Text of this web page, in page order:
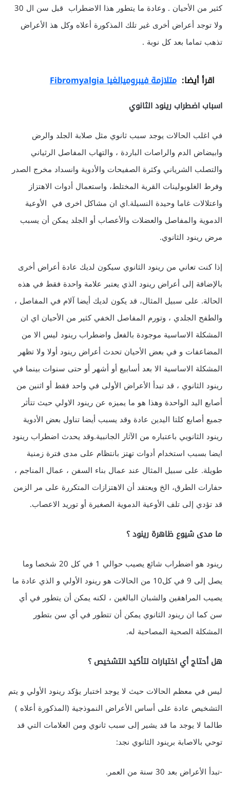
كثير من الأحيان . وعادة ما يتطور هذا الاضطراب قبل سن ال 30
ولا توجد أعراض أخرى غير تلك المذكورة أعلاه وكل هذ الأعراض
تذهب تماما بعد كل نوبة .
اقرأ أيضا: متلازمة فيبروميالغيا Fibromyalgia
اسباب اضطراب رينود الثانوي
في اغلب الحالات يوجد سبب ثانوي مثل صلابة الجلد والرض
وابيضاض الدم والراصات الباردة ، والتهاب المفاصل الرثياني
والتصلب الشرياني وكثرة الصفيحات والأدوية وانسداد مخرج الصدر
وفرط الغلوبولينات القرية المختلط، واستعمال أدوات الاهتزاز
واعتلالات غاما وحيدة النسيلة.اي ان مشاكل اخرى في الأوعية
الدموية والمفاصل والعضلات والأعصاب أو الجلد يمكن أن يسبب
مرض رينود الثانوي.
إذا كنت تعاني من رينود الثانوي سيكون لديك عادة أعراض أخرى
بالإضافة إلى أعراض رينود الذي يعتبر علامة واحدة فقط في هذه
الحالة. على سبيل المثال، قد يكون لديك أيضا آلام في المفاصل ،
والطفح الجلدي ، وتورم المفاصل الخفي كثير من الأحيان اي ان
المشكلة الاساسية موجودة بالفعل واضطراب رينود ليس الا من
المضاعفات و في بعض الأحيان تحدث أعراض رينود أولا ولا تظهر
المشكلة الاساسية الا بعد أسابيع أو أشهر أو حتى سنوات بينما في
رينود الثانوي ، قد تبدأ الأعراض الأولى في واحد فقط أو اثنين من
أصابع اليد الواحدة وهذا هو ما يميزه عن رينود الاولي حيث تتأثر
جميع أصابع كلتا اليدين عادة وقد يسبب أيضا تناول بعض الأدوية
رينود الثانويي باعتباره من الآثار الجانبية.وقد يحدث اضطراب رينود
ايضا بسبب استخدام أدوات تهتز بانتظام على مدى فترة زمنية
طويلة. على سبيل المثال عند عمال بناء السفن ، عمال المناجم ،
حفارات الطرق، الخ ويعتقد أن الاهتزازات المتكررة على مر الزمن
قد تؤدي إلى تلف الأوعية الدموية الصغيرة أو توريد الاعصاب.
ما مدى شيوع ظاهرة رينود ؟
رينود هو اضطراب شائع يصيب حوالي 1 في كل 20 شخصا وما
يصل إلى 9 في كل10 من الحالات هو رينود الأولي و الذي عادة ما
يصيب المراهقين والشبان البالغين ، لكنه يمكن أن يتطور في أي
سن كما ان رينود الثانوي يمكن أن تتطور في أي سن بتطور
المشكلة الصحية المصاحبة له.
هل أحتاج أي اختبارات لتأكيد التشخيص ؟
ليس في معظم الحالات حيث لا يوجد اختبار يؤكد رينود الأولي و يتم
التشخيص عادة على أساس الأعراض النموذجية (المذكورة أعلاه )
طالما لا يوجد ما قد يشير إلى سبب ثانوي ومن العلامات التي قد
توحي بالاصابة برينود الثانوي نجد:
-تبدأ الأعراض بعد 30 سنة من العمر.